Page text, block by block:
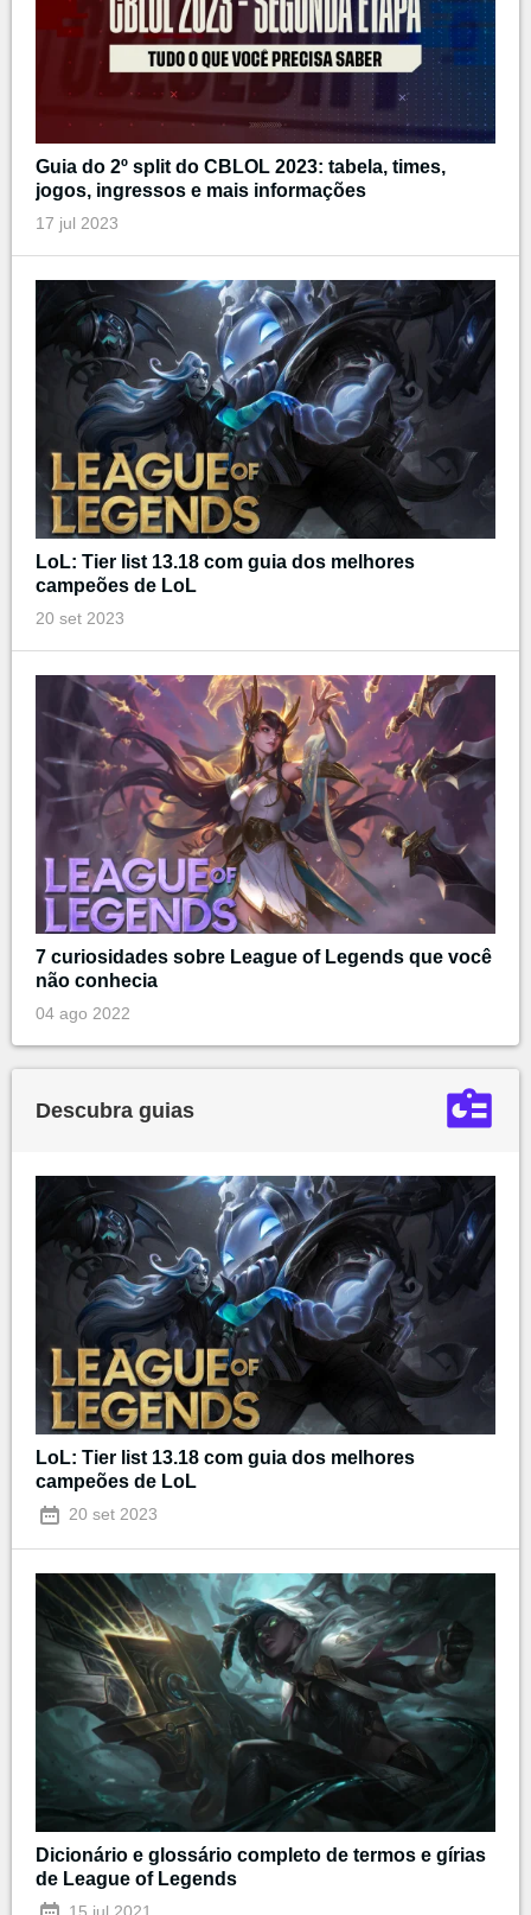
Guia do 2º split do CBLOL 2023: tabela, times,
jogos, ingressos e mais informações
17 jul 2023
LoL: Tier list 13.18 com guia dos melhores
campeões de LoL
20 set 2023
7 curiosidades sobre League of Legends que você
não conhecia
04 ago 2022
Descubra guias
LoL: Tier list 13.18 com guia dos melhores
campeões de LoL
20 set 2023
Dicionário e glossário completo de termos e gírias
de League of Legends